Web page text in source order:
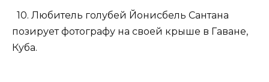
10. Любитель голубей Йонисбель Сантана
позирует фотографу на своей крыше в Гаване,
Куба.